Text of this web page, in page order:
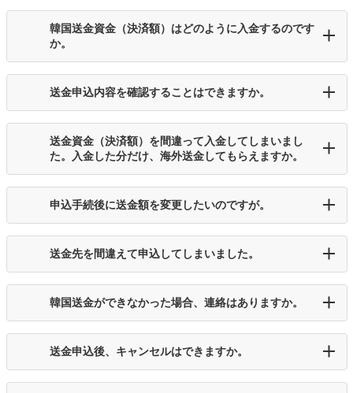
韓国送金資金（決済額）はどのように入金するのです
か。
送金申込内容を確認することはできますか。
送金資金（決済額）を間違って入金してしまいまし
た。入金した分だけ、海外送金してもらえますか。
申込手続後に送金額を変更したいのですが。
送金先を間違えて申込してしまいました。
韓国送金ができなかった場合、連絡はありますか。
送金申込後、キャンセルはできますか。